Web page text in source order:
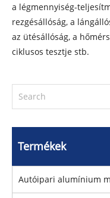
a légmennyiség-
rezgésállóság, a
az ütésállóság, a
ciklusos tesztje stb.
Termékek
Autóipari alumínium